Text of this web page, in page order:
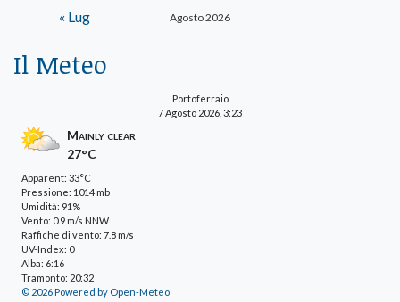
Agosto 2026
« Lug
Il Meteo
Portoferraio
7 Agosto 2026, 3:23
Mainly clear
27°C
Apparent: 33°C
Pressione: 1014 mb
Umidità: 91%
Vento: 0.9 m/s NNW
Raffiche di vento: 7.8 m/s
UV-Index: 0
Alba: 6:16
Tramonto: 20:32
© 2026 Powered by Open-Meteo